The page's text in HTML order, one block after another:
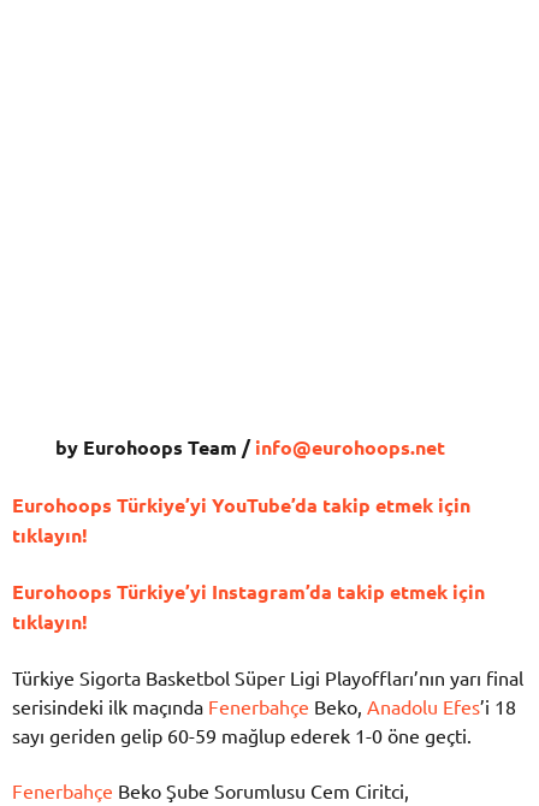
by Eurohoops Team /info@eurohoops.net
Eurohoops Türkiye’yi YouTube’da takip etmek için
tıklayın!
Eurohoops Türkiye’yi Instagram’da takip etmek için
tıklayın!
Türkiye Sigorta Basketbol Süper Ligi Playoffları’nın yarı final
serisindeki ilk maçında Fenerbahçe Beko, Anadolu Efes’i 18
sayı geriden gelip 60-59 mağlup ederek 1-0 öne geçti.
Fenerbahçe Beko Şube Sorumlusu Cem Ciritci,